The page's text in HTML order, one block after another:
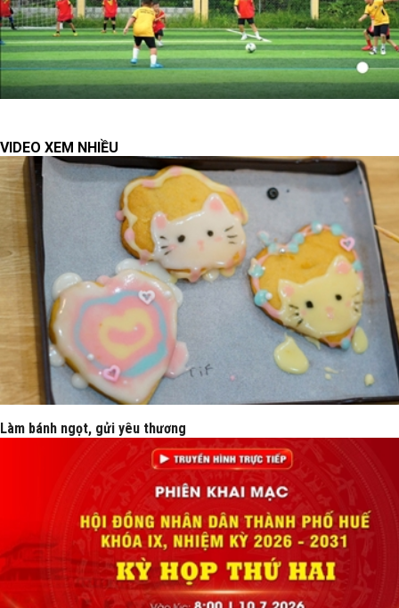
VIDEO XEM NHIỀU
Làm bánh ngọt, gửi yêu thương